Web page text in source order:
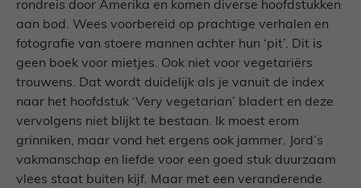
rondreis door Amerika en komen diverse hoofdstukken
aan bod. Wees voorbereid op prachtige verhalen en
fotografie van stoere mannen achter hun ‘pit’. Dit is
geen boek voor mietjes. Ook niet voor vegetariërs
trouwens. Dat wordt duidelijk als je vanuit de index
naar het hoofdstuk ‘Very vegetarian’ bladert en deze
vervolgens niet blijkt te bestaan. Ik moest erom
grinniken, maar vond het ergens ook jammer. Jord’s
vakmanschap en liefde voor een goed stuk duurzaam
vlees staat buiten kijf. Maar met een veranderende